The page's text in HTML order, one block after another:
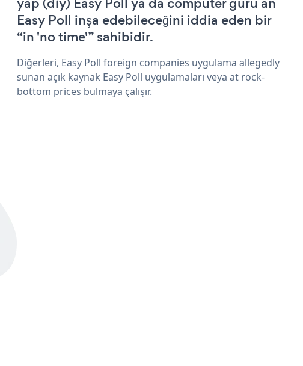
Easy Poll inşa edebileceğini iddia eden bir
“in 'no time'” sahibidir.
Diğerleri, Easy Poll foreign companies uygulama allegedly
sunan açık kaynak Easy Poll uygulamaları veya at rock-
bottom prices bulmaya çalışır.